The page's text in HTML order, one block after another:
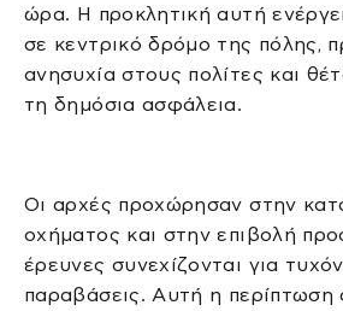
ώρα. Η προκλητική αυτή
σε κεντρικό δρόμο της πόλης,
ανησυχία στους πολίτες και
τη δημόσια ασφάλεια.
Οι αρχές προχώρησαν στην
οχήματος και στην επιβολή
έρευνες συνεχίζονται για
παραβάσεις. Αυτή η περίπτωση